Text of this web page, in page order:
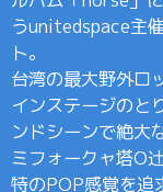
うunitedspace主
ト。
台湾の最大野外ロ
インステージのと
ンドシーンで絶大
ミフォークャ塔O
特のPOP感覚を追